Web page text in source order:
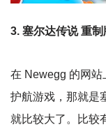
3. 塞尔达传说 重制
在 Newegg 的网站
护航游戏，那就是
就比较大了。比较